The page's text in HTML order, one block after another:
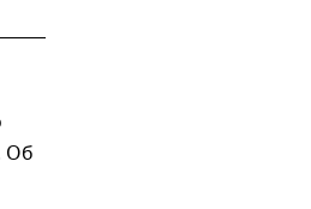
Об